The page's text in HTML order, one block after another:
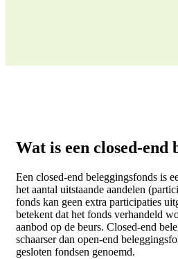
Wat is een closed-end
Een closed-end beleggingsfonds is
het aantal uitstaande aandelen
fonds kan geen extra participaties
betekent dat het fonds verhandeld
aanbod op de beurs. Closed-end
schaarser dan open-end
gesloten fondsen genoemd.